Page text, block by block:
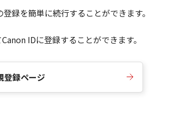
録を簡単に続行することができます。
IDに登録することができます。
登録ページ